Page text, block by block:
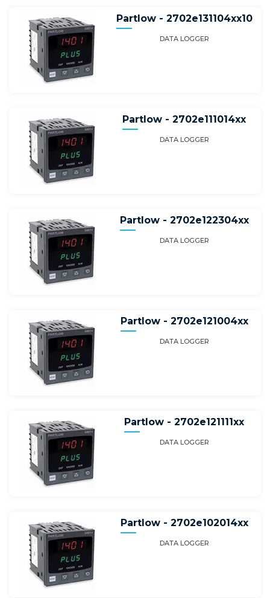
Partlow - 2702e131104xx10
DATA LOGGER
Partlow - 2702e111014xx
DATA LOGGER
Partlow - 2702e122304xx
DATA LOGGER
Partlow - 2702e121004xx
DATA LOGGER
Partlow - 2702e121111xx
DATA LOGGER
Partlow - 2702e102014xx
DATA LOGGER